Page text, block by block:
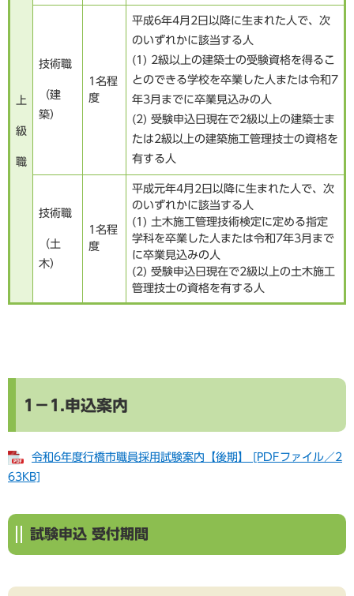
上
級
職
技術職
（建
築）
1名程
度
平成6年4月2日以降に生まれた人で、次
のいずれかに該当する人
(1) 2級以上の建築士の受験資格を得るこ
とのできる学校を卒業した人または令和7
年3月までに卒業見込みの人
(2) 受験申込日現在で2級以上の建築士ま
たは2級以上の建築施工管理技士の資格を
有する人​
技術職
（土
木）
1名程
度
平成元年4月2日以降に生まれた人で、次
のいずれかに該当する人
(1) 土木施工管理技術検定に定める指定
学科を卒業した人または令和7年3月まで
に卒業見込みの人
(2) 受験申込日現在で2級以上の土木施工
管理技士の資格を有する人
1－1.申込案内
令和6年度行橋市職員採用試験案内【後期】 [PDFファイル／2
63KB]
試験申込 受付期間